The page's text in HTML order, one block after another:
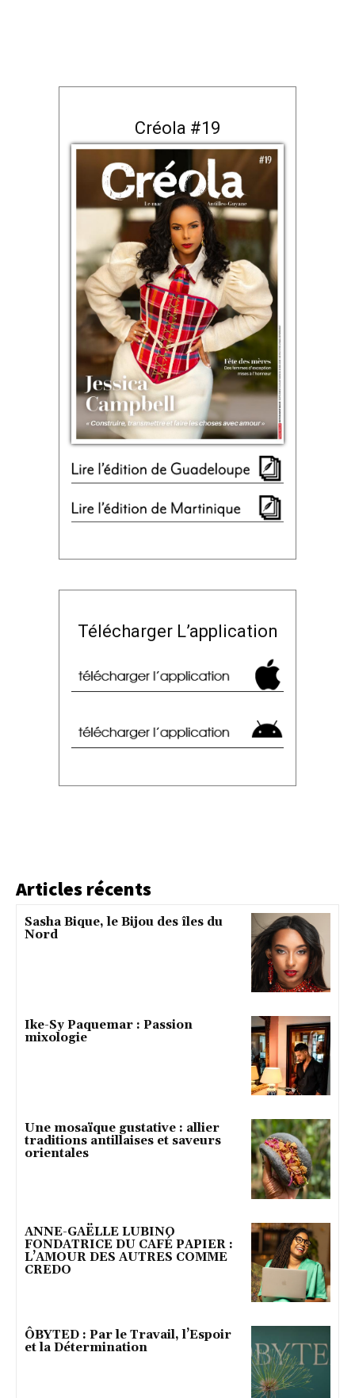
Créola #19
Télécharger L’application
Articles récents
Sasha Bique, le Bijou des îles du
Nord
Ike-Sy Paquemar : Passion
mixologie
Une mosaïque gustative : allier
traditions antillaises et saveurs
orientales
ANNE-GAËLLE LUBINO
FONDATRICE DU CAFÉ PAPIER :
L’AMOUR DES AUTRES COMME
CREDO
ÔBYTED : Par le Travail, l’Espoir
et la Détermination